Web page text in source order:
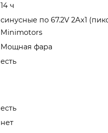
14 ч
синусные по 67.2V 2Ах1
Minimotors
Мощная фара
есть
есть
нет